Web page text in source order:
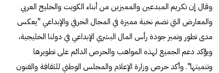
وقال إن تكريم المبدعين والمميزين من أبناء الكويت والخليج العربي
والمعارض التي تضم نخبة مميزة في المجال الحرفي والإبداعي "يعكس
مدى تطور وتميز جودة رأس المال البشري الإبداعي في دولنا الخليجية،
ويؤكد دعم الجميع لهذه المواهب والحرص الدائم على تطويرها
وتنميتها". وأكد حرص وزارة الإعلام والمجلس الوطني للثقافة والفنون